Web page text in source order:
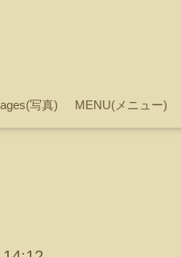
写真) MENU(メニュー)